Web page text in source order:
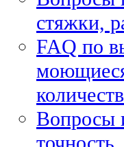
стяжки,
FAQ по
Вопросы